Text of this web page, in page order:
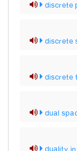
discrete
discrete
discrete
dual